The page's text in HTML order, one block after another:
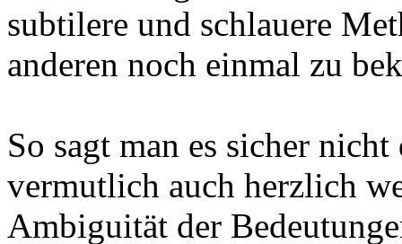
subtilere und schlauere
anderen noch einmal zu
So sagt man es sicher
vermutlich auch herzlich
Ambiguität der